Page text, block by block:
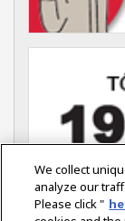
YANMAR VIỆT
We collect
analyze our
Please click "